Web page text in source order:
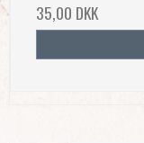
35,00 DKK